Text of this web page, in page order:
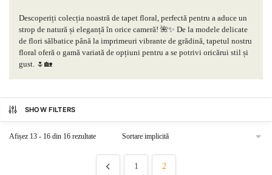
Descoperiți colecția noastră de tapet floral, perfectă pentru a aduce un
strop de natură și eleganță în orice cameră! 🌺✨ De la modele delicate
de flori sălbatice până la imprimeuri vibrante de grădină, tapetul nostru
floral oferă o gamă variată de opțiuni pentru a se potrivi oricărui stil și
gust. 🌷🏡
SHOW FILTERS
Afișez 13 - 16 din 16 rezultate
1 2